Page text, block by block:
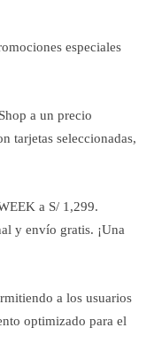
especiales
a un precio
tarjetas seleccionadas,
a S/ 1,299.
y envío gratis. ¡Una
a los usuarios
optimizado para el